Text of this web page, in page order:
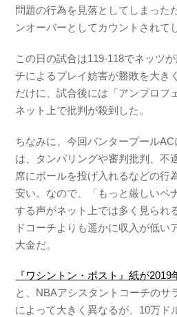
問題の行為を見落としてしまった
ンオーバーとしてカウントされて
この日の試合は119-118でネッツ
チによるプレイ妨害が勝敗を大き
だけに、試合後には「アンプロフ
ネット上で批判が殺到した。
ちなみに、今回バンタープール
は、タンパリングや審判批判、不
席にボールを投げ入れるなどの行
安い。なので、「もっと厳しいペ
する声がネット上では多く見られ
ドコーチよりも遥かに収入が低い
大金だ。
『ワシントン・ポスト』紙が
と、NBAアシスタントコーチのサ
によって大きく異なるが、10万ド